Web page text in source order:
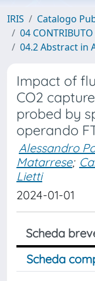
IRIS
Catalogo
04
04.2 Abstract in
Impact of
CO2
probed by
operando
Alessandro
Matarrese;
Lietti
2024-01-01
Scheda
Scheda